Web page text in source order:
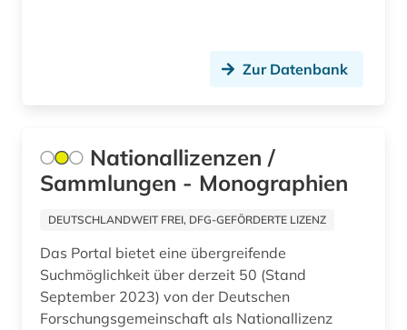
ausländisches recht (1)
aussprache (2)
ausstellung (5)
australien (4)
Zur Datenbank
Nationallizenzen /
Sammlungen - Monographien
DEUTSCHLANDWEIT FREI, DFG-GEFÖRDERTE LIZENZ
Das Portal bietet eine übergreifende
Suchmöglichkeit über derzeit 50 (Stand
September 2023) von der Deutschen
Forschungsgemeinschaft als Nationallizenz